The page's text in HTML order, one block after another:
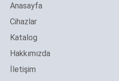
Anasayfa
Cihazlar
Katalog
Hakkımızda
İletişim